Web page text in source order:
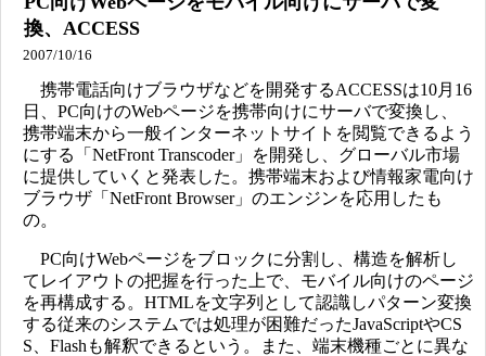
換、ACCESS
2007/10/16
携帯電話向けブラウザなどを開発するACCESSは10月16
日、PC向けのWebページを携帯向けにサーバで変換し、
携帯端末から一般インターネットサイトを閲覧できるよう
にする「NetFront Transcoder」を開発し、グローバル市場
に提供していくと発表した。携帯端末および情報家電向け
ブラウザ「NetFront Browser」のエンジンを応用したも
の。
PC向けWebページをブロックに分割し、構造を解析し
てレイアウトの把握を行った上で、モバイル向けのページ
を再構成する。HTMLを文字列として認識しパターン変換
する従来のシステムでは処理が困難だったJavaScriptやCS
S、Flashも解釈できるという。また、端末機種ごとに異な